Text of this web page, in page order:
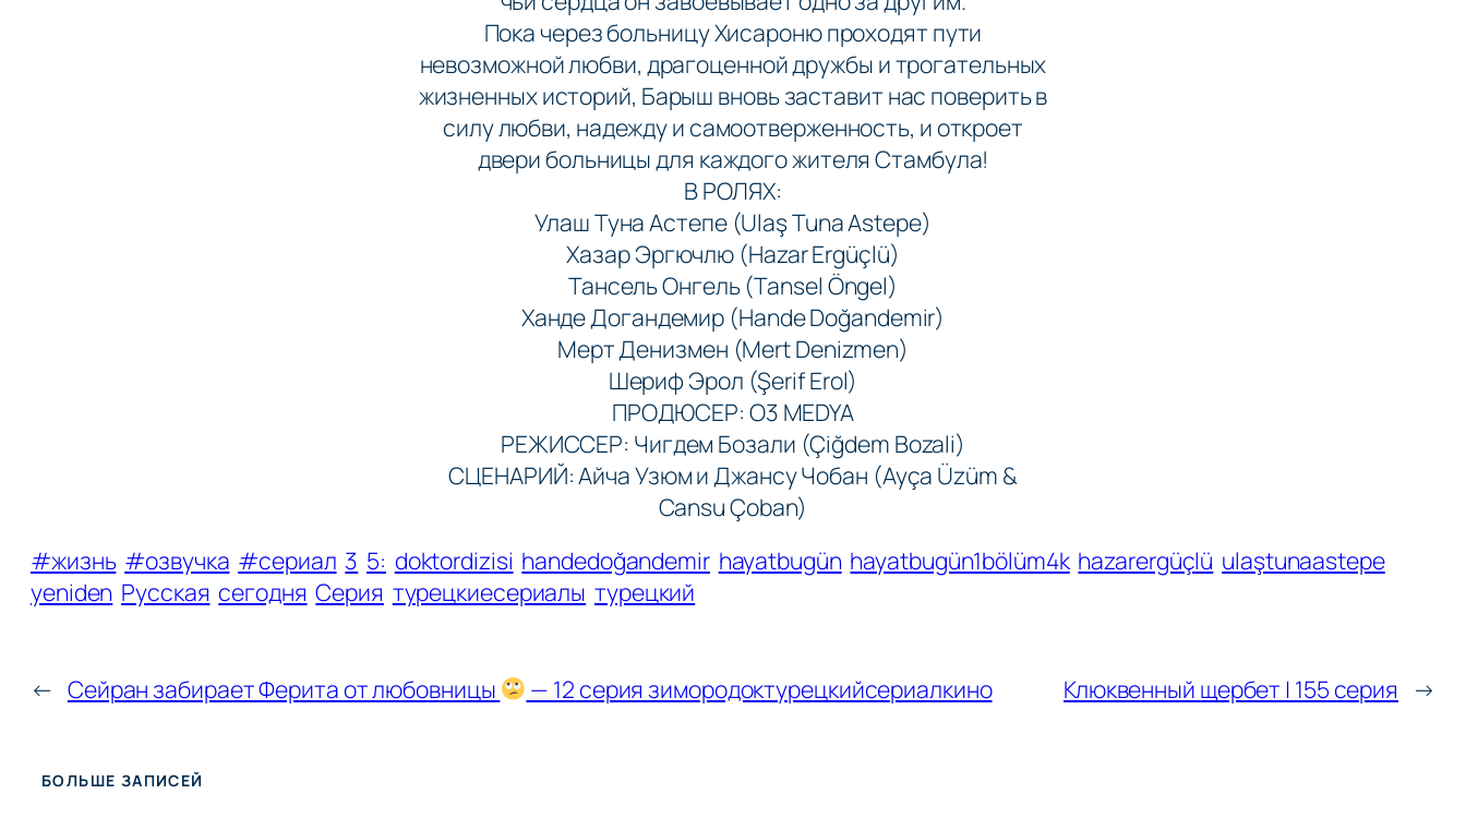
Пока через больницу Хисароню проходят пути
невозможной любви, драгоценной дружбы и трогательных
жизненных историй, Барыш вновь заставит нас поверить в
силу любви, надежду и самоотверженность, и откроет
двери больницы для каждого жителя Стамбула!
В РОЛЯХ:
Улаш Туна Астепе (Ulaş Tuna Astepe)
Хазар Эргючлю (Hazar Ergüçlü)
Тансель Онгель (Tansel Öngel)
Ханде Догандемир (Hande Doğandemir)
Мерт Денизмен (Mert Denizmen)
Шериф Эрол (Şerif Erol)
ПРОДЮСЕР: O3 MEDYA
РЕЖИССЕР: Чигдем Бозали (Çiğdem Bozali)
СЦЕНАРИЙ: Айча Узюм и Джансу Чобан (Ayça Üzüm &
Cansu Çoban)
#жизнь #озвучка #сериал 3 5: doktordizisi handedoğandemir hayatbugün hayatbugün1bölüm4k hazarergüçlü ulaştunaastepe
yeniden Русская сегодня Серия турецкиесериалы турецкий
← Сейран забирает Ферита от любовницы — 12 серия зимородоктурецкийсериалкино Клюквенный щербет | 155 серия →
БОЛЬШЕ ЗАПИСЕЙ